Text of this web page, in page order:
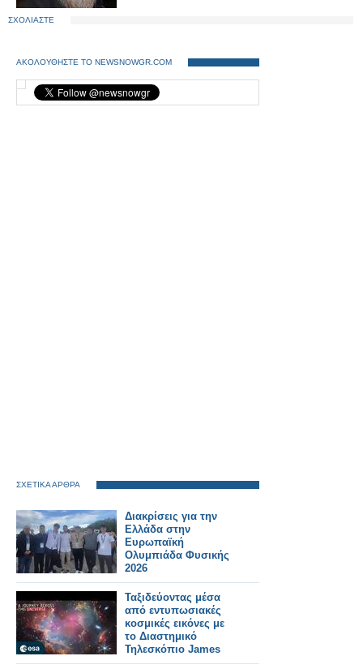
ΣΧΟΛΙΑΣΤΕ
ΑΚΟΛΟΥΘΗΣΤΕ ΤΟ NEWSNOWGR.COM
ΣΧΕΤΙΚΑ ΑΡΘΡΑ
Διακρίσεις για την
Ελλάδα στην
Ευρωπαϊκή
Ολυμπιάδα Φυσικής
2026
Ταξιδεύοντας μέσα
από εντυπωσιακές
κοσμικές εικόνες με
το Διαστημικό
Τηλεσκόπιο James
Webb